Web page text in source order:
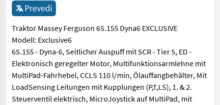
Prevedi
Traktor Massey Ferguson 6S.155 Dyna6 EXCLUSIVE
Modell: Exclusive6
6S.155 - Dyna-6, Seitlicher Auspuff mit SCR - Tier 5, ED -
Elektronisch geregelter Motor, Multifunktionsarmlehne mit
MultiPad-Fahrhebel, CCLS 110 l/min, Ölauffangbehälter, Mit
LoadSensing Leitungen mit Kupplungen (P,T,LS), 1. & 2.
Steuerventil elektrisch, MicroJoystick auf MultiPad, mit